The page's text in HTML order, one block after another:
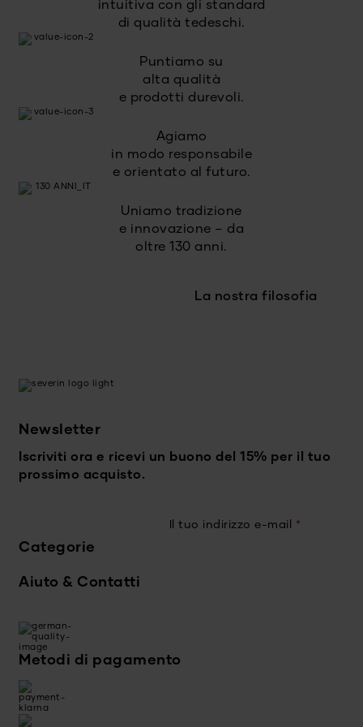
intuitiva con gli standard
di qualità tedeschi.
Puntiamo su
alta qualità
e prodotti durevoli.
Agiamo
in modo responsabile
e orientato al futuro.
Uniamo tradizione
e innovazione – da
oltre 130 anni.
La nostra filosofia
Newsletter
Iscriviti ora e ricevi un buono del 15% per il tuo
prossimo acquisto.
Il tuo indirizzo e-mail *
Categorie
Aiuto & Contatti
Metodi di pagamento